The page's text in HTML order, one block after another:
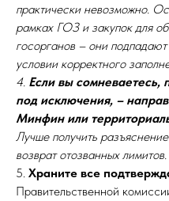
практически невозможно.
рамках ГОЗ и закупок для
госорганов – они
условии корректного
4. Если вы сомневаетесь,
под исключения, –
Минфин или
Лучше получить
возврат отозванных лимитов.
5. Храните все
Правительственной